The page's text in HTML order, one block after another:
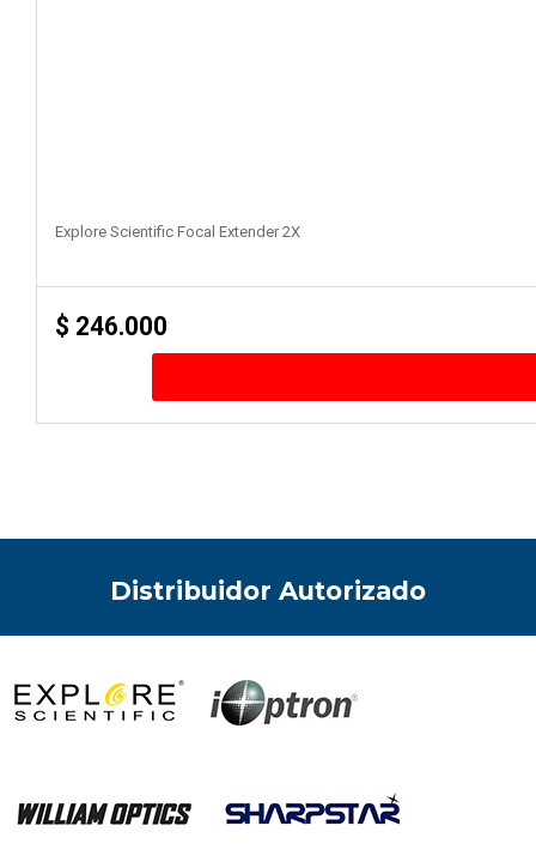
Explore Scientific Focal Extender 2X
$ 246.000
Distribuidor Autorizado